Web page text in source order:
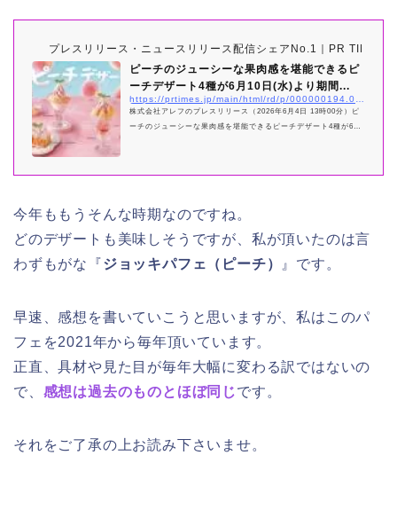
プレスリリース・ニュースリリース配信シェアNo.1｜PR TIMES
ピーチのジューシーな果肉感を堪能できるピ
ーチデザート4種が6月10日(水)より期間...
株式会社アレフのプレスリリース（2026年6月4日 13時00分）ピ
ーチのジューシーな果肉感を堪能できるピーチデザート4種が6月
今年ももうそんな時期なのですね。
どのデザートも美味しそうですが、私が頂いたのは言
わずもがな『ジョッキパフェ（ピーチ） 』です。
早速、感想を書いていこうと思いますが、私はこのパ
フェを2021年から毎年頂いています。
正直、具材や見た目が毎年大幅に変わる訳ではないの
で、 感想は過去のものとほぼ同じです。
それをご了承の上お読み下さいませ。